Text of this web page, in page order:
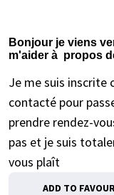
Bonjour je viens
m'aider à propos
Je me suis inscrite
contacté pour
prendre rendez-
pas et je suis
vous plaît
ADD TO